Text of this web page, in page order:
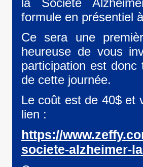
la Société
formule en présentiel
Ce sera une
heureuse de vous
participation est
de cette journée.
Le coût est de 40$ et
lien :
https://
societe-alzheimer-